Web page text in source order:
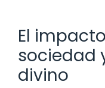
El
sociedad
divino